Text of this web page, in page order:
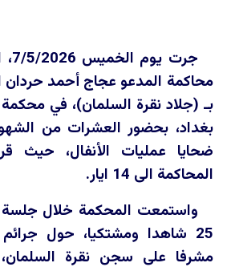
محاكمة المدعو عجاج أحمد حردان
بـ (جلاد نقرة السلمان)، في
بغداد، بحضور العشرات من
ضحايا عمليات الأنفال، حيث
المحاكمة الى 14 ايار.
واستمعت المحكمة خلال جلسة
25 شاهدا ومشتكيا، حول
مشرفا على سجن نقرة السلمان،